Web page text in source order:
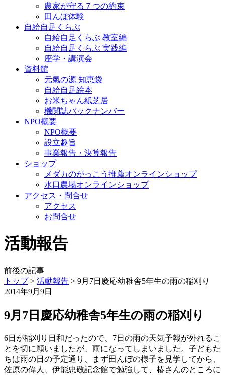
農家が守る７つの約束
田んぼ体験
自給自足くらぶ
自給自足くらぶ 教室編
自給自足くらぶ 実践編
座学・講演会
資料館
元氣の源 知恵袋
自給自足絵本
お米ちゃん紙芝居
機関誌バックナンバー
NPO概要
NPO概要
設立趣旨
事業報告・決算報告
ショップ
メダカのがっこう推薦オンラインショップ
水口農場オンラインショップ
アクセス・問合せ
アクセス
お問合せ
活動報告
前後の記事
トップ> 活動報告 > 9月7日慶応幼稚舎5年生の雨の稲刈り
2014年9月9日
9月7日慶応幼稚舎5年生の雨の稲刈り
6日が稲刈り日和だったので、7日の雨の天気予報が外れるこ
とを切に願いましたが、雨になってしまいました。子どもた
ちは雨の日の予定通り、まず田んぼの様子を見学してから、
佐原の偉人、伊能忠敬記念館で勉強して、椿さんのところに